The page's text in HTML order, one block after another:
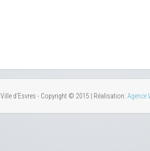
Ville d'Esvres - Copyright © 2015 | Réalisation: Agence